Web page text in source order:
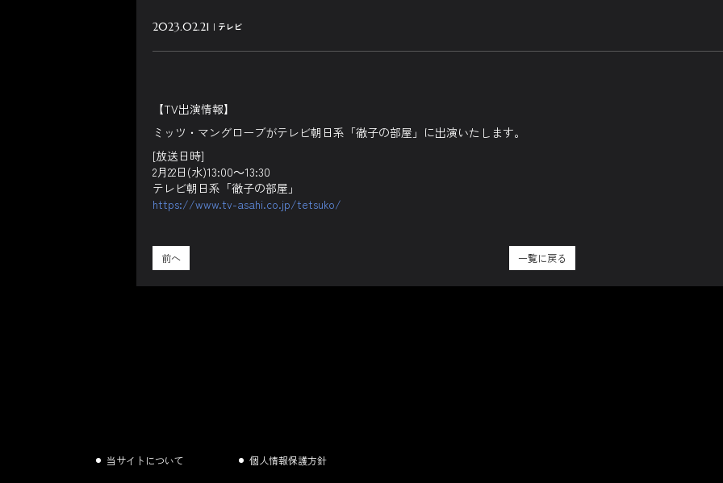
2023.02.21 テレビ
【TV出演情報】
ミッツ・マングローブがテレビ朝日系「徹子の部屋」に出演いたします。
[放送日時]
2月22日(水)13:00～13:30
テレビ朝日系「徹子の部屋」
https://www.tv-asahi.co.jp/tetsuko/
前へ 一覧に戻る
当サイトについて 個人情報保護方針